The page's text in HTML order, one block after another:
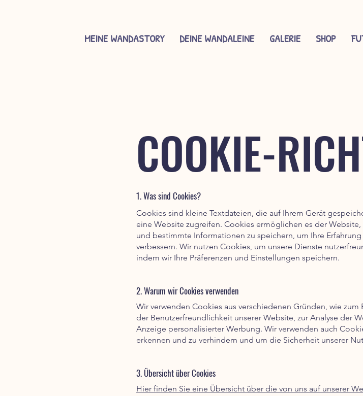
MEINE WANDASTORY DEINE WANDALEINE GALERIE SHOP
COOKIE-
1. Was sind Cookies?
Cookies sind kleine Textdateien, die auf Ihrem Gerät
eine Website zugreifen. Cookies ermöglichen es der Website,
und bestimmte Informationen zu speichern, um Ihre
verbessern. Wir nutzen Cookies, um unsere Dienste
indem wir Ihre Präferenzen und Einstellungen speichern.
2. Warum wir Cookies verwenden
Wir verwenden Cookies aus verschiedenen Gründen, wie zum
der Benutzerfreundlichkeit unserer Website, zur Analyse der
Anzeige personalisierter Werbung. Wir verwenden auch
erkennen und zu verhindern und um die Sicherheit unserer
3. Übersicht über Cookies
Hier finden Sie eine Übersicht über die von uns auf unserer